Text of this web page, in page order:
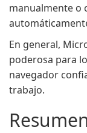
manualmente o
En general,
poderosa para
navegador
trabajo.
Resumen